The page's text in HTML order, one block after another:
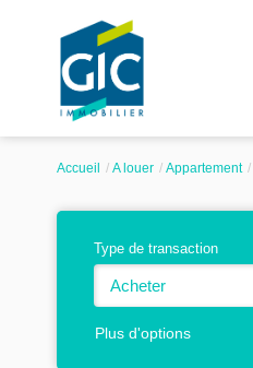
Accueil A louer Appartement
Type de transaction
Acheter
Plus d'options